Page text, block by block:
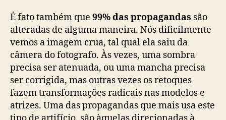
É fato também que 99% das propagandas são
alteradas de alguma maneira. Nós dificilmente
vemos a imagem crua, tal qual ela saiu da
câmera do fotografo. Às vezes, uma sombra
precisa ser atenuada, ou uma mancha precisa
ser corrigida, mas outras vezes os retoques
fazem transformações radicais nas modelos e
atrizes. Uma das propagandas que mais usa este